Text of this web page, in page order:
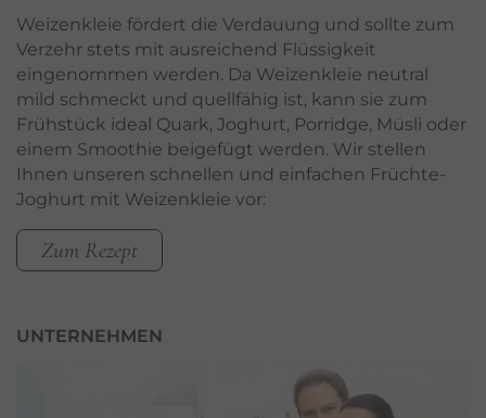
Weizenkleie fördert die Verdauung und sollte zum
Verzehr stets mit ausreichend Flüssigkeit
eingenommen werden. Da Weizenkleie neutral
mild schmeckt und quellfähig ist, kann sie zum
Frühstück ideal Quark, Joghurt, Porridge, Müsli oder
einem Smoothie beigefügt werden. Wir stellen
Ihnen unseren schnellen und einfachen Früchte-
Joghurt mit Weizenkleie vor:
Zum Rezept
UNTERNEHMEN